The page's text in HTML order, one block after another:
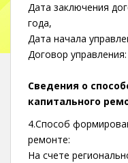
Дата заключения
года,
Дата начала
Договор
Сведения о
капитального
4.Способ
ремонте:
На счете